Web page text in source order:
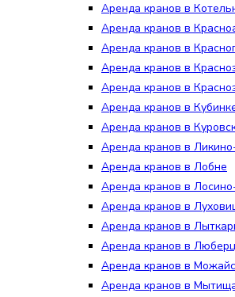
Аренда кранов в
Аренда кранов в
Аренда кранов в
Аренда кранов в
Аренда кранов в
Аренда кранов в
Аренда кранов в
Аренда кранов в
Аренда кранов в Лобне
Аренда кранов в
Аренда кранов в
Аренда кранов в
Аренда кранов в
Аренда кранов в
Аренда кранов в